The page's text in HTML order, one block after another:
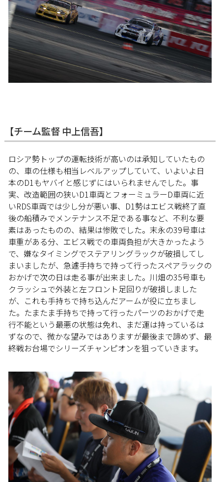
【チーム監督 中上信吾】
ロシア勢トップの運転技術が高いのは承知していたもの
の、車の仕様も相当レベルアップしていて、いよいよ日
本のD1もヤバイと感じずにはいられませんでした。事
実、改造範囲の狭いD1車両とフォーミュラーD車両に近
いRDS車両では少し分が悪い事、D1勢はエビス戦終了直
後の船積みでメンテナンス不足である事など、不利な要
素はあったものの、結果は惨敗でした。末永の39号車は
車重がある分、エビス戦での車両負担が大きかったよう
で、嫌なタイミングでステアリングラックが破損してし
まいましたが、急遽手持ちで持って行ったスペアラックの
おかげで次の日は走る事が出来ました。川畑の35号車も
クラッシュで外装と左フロント足回りが破損しました
が、これも手持ちで持ち込んだアームが役に立ちまし
た。たまたま手持ちで持って行ったパーツのおかげで走
行不能という最悪の状態は免れ、まだ運は持っているは
ずなので、微かな望みではありますが最後まで諦めず、最
終戦お台場でシリーズチャンピオンを狙っていきます。